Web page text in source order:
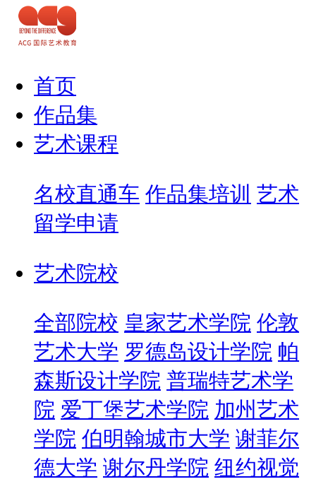
首页
作品集
艺术课程
名校直通车 作品集培训 艺术
留学申请
艺术院校
全部院校 皇家艺术学院 伦敦
艺术大学 罗德岛设计学院 帕
森斯设计学院 普瑞特艺术学
院 爱丁堡艺术学院 加州艺术
学院 伯明翰城市大学 谢菲尔
德大学 谢尔丹学院 纽约视觉